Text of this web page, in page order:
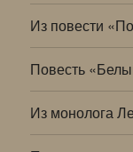
Из повести
Повесть
Из монолога